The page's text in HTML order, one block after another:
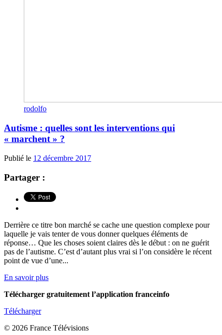
rodolfo
Autisme : quelles sont les interventions qui
« marchent » ?
Publié le 12 décembre 2017
Partager :
Derrière ce titre bon marché se cache une question complexe pour
laquelle je vais tenter de vous donner quelques éléments de
réponse… Que les choses soient claires dès le début : on ne guérit
pas de l’autisme. C’est d’autant plus vrai si l’on considère le récent
point de vue d’une...
En savoir plus
Télécharger gratuitement l’application franceinfo
Télécharger
© 2026 France Télévisions